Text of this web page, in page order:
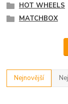
HOT WHEELS
MATCHBOX
Nejnovější